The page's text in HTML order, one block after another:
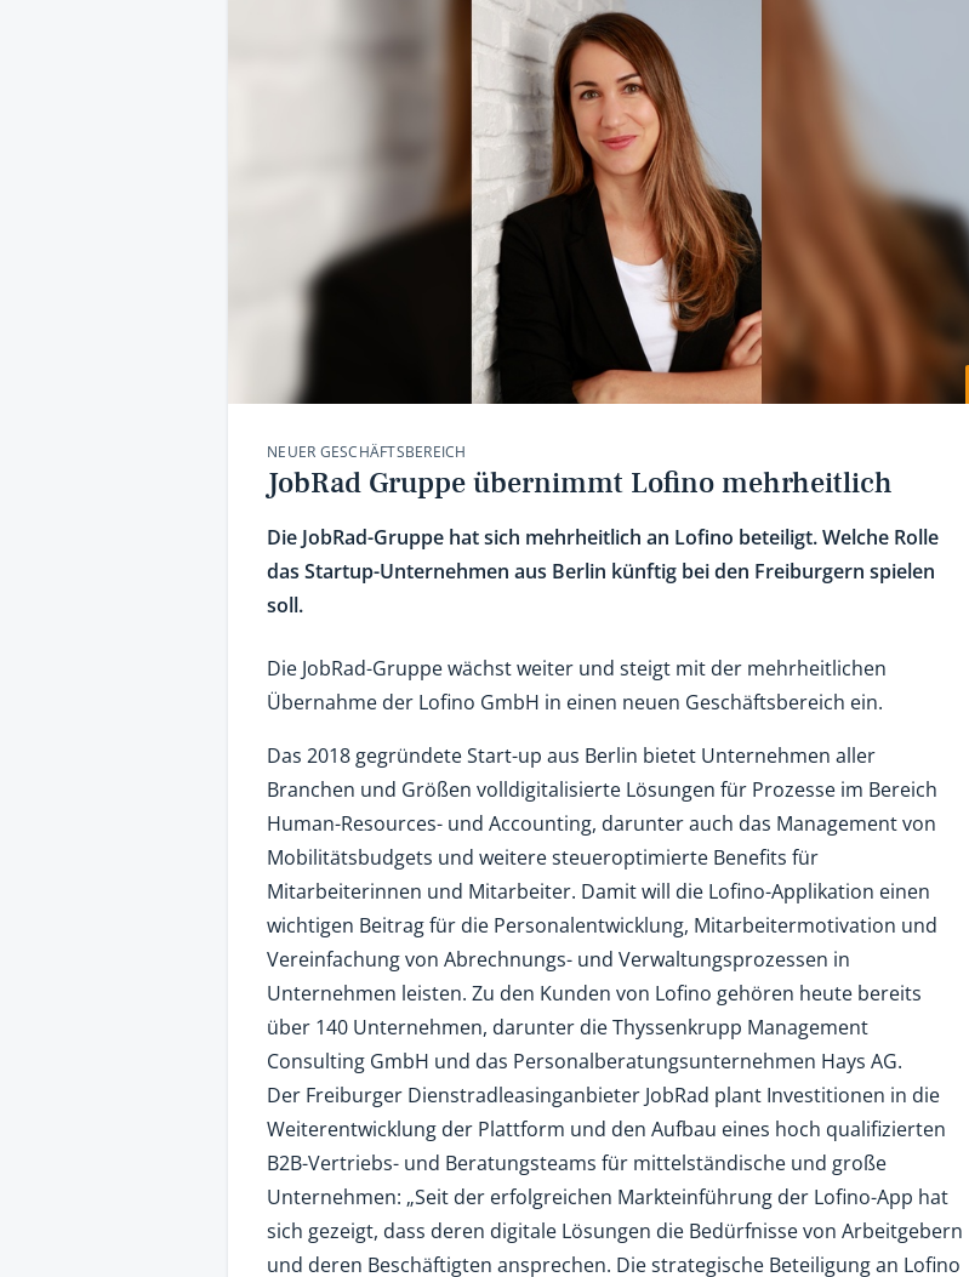
NEUER GESCHÄFTSBEREICH
JobRad Gruppe übernimmt Lofino mehrheitlich
Die JobRad-Gruppe hat sich mehrheitlich an Lofino beteiligt. Welche Rolle
das Startup-Unternehmen aus Berlin künftig bei den Freiburgern spielen
soll.
Die JobRad-Gruppe wächst weiter und steigt mit der mehrheitlichen
Übernahme der Lofino GmbH in einen neuen Geschäftsbereich ein.
Das 2018 gegründete Start-up aus Berlin bietet Unternehmen aller
Branchen und Größen volldigitalisierte Lösungen für Prozesse im Bereich
Human-Resources- und Accounting, darunter auch das Management von
Mobilitätsbudgets und weitere steueroptimierte Benefits für
Mitarbeiterinnen und Mitarbeiter. Damit will die Lofino-Applikation einen
wichtigen Beitrag für die Personalentwicklung, Mitarbeitermotivation und
Vereinfachung von Abrechnungs- und Verwaltungsprozessen in
Unternehmen leisten. Zu den Kunden von Lofino gehören heute bereits
über 140 Unternehmen, darunter die Thyssenkrupp Management
Consulting GmbH und das Personalberatungsunternehmen Hays AG.
Der Freiburger Dienstradleasinganbieter JobRad plant Investitionen in die
Weiterentwicklung der Plattform und den Aufbau eines hoch qualifizierten
B2B-Vertriebs- und Beratungsteams für mittelständische und große
Unternehmen: „Seit der erfolgreichen Markteinführung der Lofino-App hat
sich gezeigt, dass deren digitale Lösungen die Bedürfnisse von Arbeitgebern
und deren Beschäftigten ansprechen. Die strategische Beteiligung an Lofino